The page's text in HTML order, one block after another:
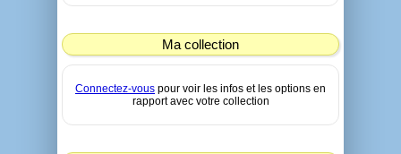
Ma collection
Connectez-vous pour voir les infos et les options en
rapport avec votre collection